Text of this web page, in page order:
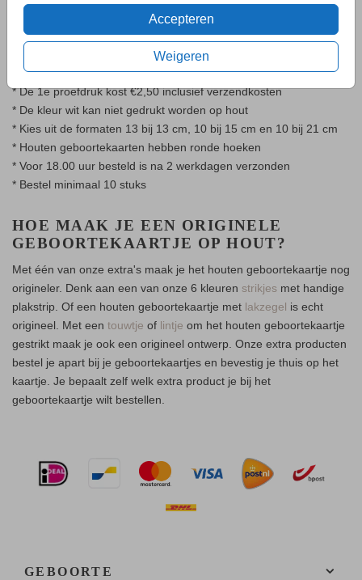
Accepteren
Weigeren
GEBOORTEKAARTJES OP HOUT -
GOED OM TE WETEN
* Elk geboortekaartje kan op hout gedrukt worden (neem
daarvoorcontactmet ons op)
* De 1e proefdruk kost €2,50 inclusief verzendkosten
* De kleur wit kan niet gedrukt worden op hout
* Kies uit de formaten 13 bij 13 cm, 10 bij 15 cm en 10 bij 21 cm
* Houten geboortekaarten hebben ronde hoeken
* Voor 18.00 uur besteld is na 2 werkdagen verzonden
* Bestel minimaal 10 stuks
HOE MAAK JE EEN ORIGINELE
GEBOORTEKAARTJE OP HOUT?
Met één van onze extra's maak je het houten geboortekaartje nog
origineler. Denk aan een van onze 6 kleuren strikjes met handige
plakstrip. Of een houten geboortekaartje met lakzegel is echt
origineel. Met een touwtje of lintje om het houten geboortekaartje
gestrikt maak je ook een origineel ontwerp. Onze extra producten
bestel je apart bij je geboortekaartjes en bevestig je thuis op het
kaartje. Je bepaalt zelf welk extra product je bij het
geboortekaartje wilt bestellen.
GEBOORTE